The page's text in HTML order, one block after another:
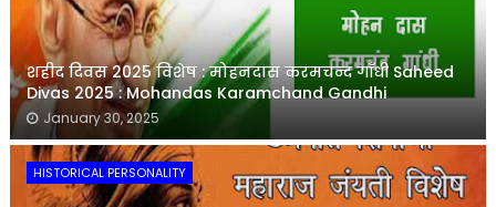
शहीद दिवस 2025 विशेष : मोहनदास करमचन्द गाँधी Saheed
Divas 2025 : Mohandas Karamchand Gandhi
January 30, 2025
HISTORICAL PERSONALITY